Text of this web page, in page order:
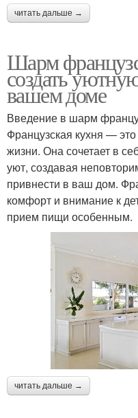
читать дальше →
Шарм
создать
вашем доме
Введение в шарм
Французская кухня —
жизни. Она сочетает в
уют, создавая
привнести в ваш дом.
комфорт и внимание к
прием пищи особенным.
читать дальше →